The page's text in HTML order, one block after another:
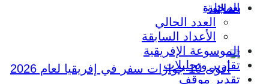
بعد الثورة
المجلة
العدد الحالي
الأعداد السابقة
الموسوعة الإفريقية
تقارير وتحليلات
تقدير موقف